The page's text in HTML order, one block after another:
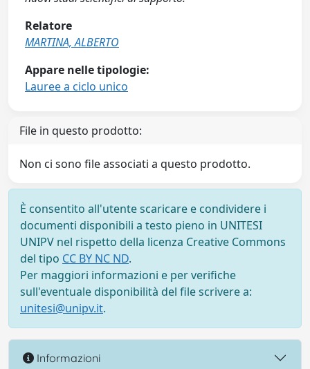
Relatore
MARTINA, ALBERTO
Appare nelle tipologie:
Lauree a ciclo unico
File in questo prodotto:
Non ci sono file associati a questo prodotto.
È consentito all'utente scaricare e condividere i
documenti disponibili a testo pieno in UNITESI
UNIPV nel rispetto della licenza Creative Commons
del tipo CC BY NC ND.
Per maggiori informazioni e per verifiche
sull'eventuale disponibilità del file scrivere a:
unitesi@unipv.it.
Informazioni